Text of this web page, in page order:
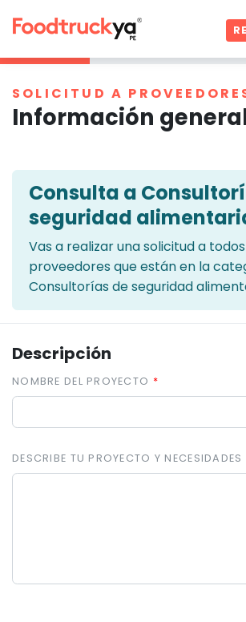
SOLICITUD A
Información
Consulta a
seguridad
Vas a realizar una solicitud a
proveedores que están en la
Consultorías de seguridad
Descripción
NOMBRE DEL PROYECTO
DESCRIBE TU PROYECTO Y NECESIDADES